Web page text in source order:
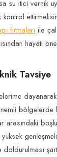
su itici vernik
firmaları ile
hayati
Tavsiye
bölgelerde
arasındaki
genleşmeli
doldurulması